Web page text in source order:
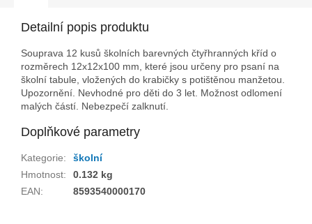
Detailní popis produktu
Souprava 12 kusů školních barevných čtyřhranných kříd o
rozměrech 12x12x100 mm, které jsou určeny pro psaní na
školní tabule, vložených do krabičky s potištěnou manžetou.
Upozornění. Nevhodné pro děti do 3 let. Možnost odlomení
malých částí. Nebezpečí zalknutí.
Doplňkové parametry
Kategorie:
školní
Hmotnost:
0.132 kg
EAN: 8593540000170